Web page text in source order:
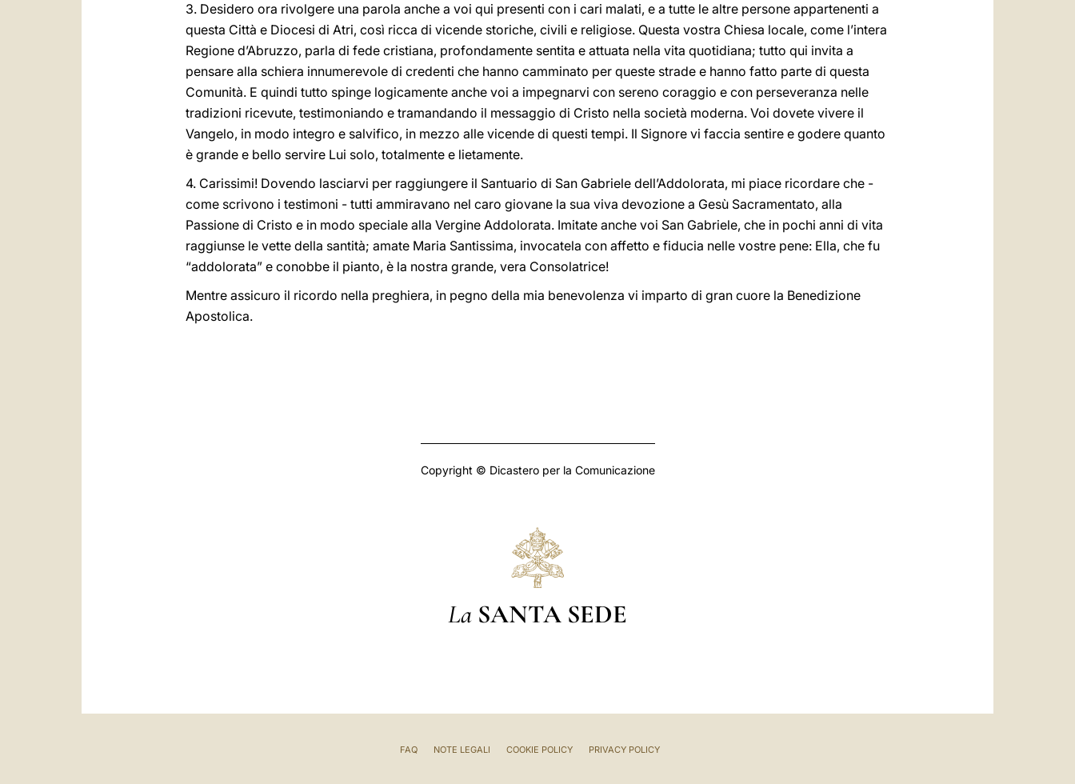
3. Desidero ora rivolgere una parola anche a voi qui presenti con i cari malati, e a tutte le altre persone appartenenti a
questa Città e Diocesi di Atri, così ricca di vicende storiche, civili e religiose. Questa vostra Chiesa locale, come l’intera
Regione d’Abruzzo, parla di fede cristiana, profondamente sentita e attuata nella vita quotidiana; tutto qui invita a
pensare alla schiera innumerevole di credenti che hanno camminato per queste strade e hanno fatto parte di questa
Comunità. E quindi tutto spinge logicamente anche voi a impegnarvi con sereno coraggio e con perseveranza nelle
tradizioni ricevute, testimoniando e tramandando il messaggio di Cristo nella società moderna. Voi dovete vivere il
Vangelo, in modo integro e salvifico, in mezzo alle vicende di questi tempi. Il Signore vi faccia sentire e godere quanto
è grande e bello servire Lui solo, totalmente e lietamente.
4. Carissimi! Dovendo lasciarvi per raggiungere il Santuario di San Gabriele dell’Addolorata, mi piace ricordare che -
come scrivono i testimoni - tutti ammiravano nel caro giovane la sua viva devozione a Gesù Sacramentato, alla
Passione di Cristo e in modo speciale alla Vergine Addolorata. Imitate anche voi San Gabriele, che in pochi anni di vita
raggiunse le vette della santità; amate Maria Santissima, invocatela con affetto e fiducia nelle vostre pene: Ella, che fu
“addolorata” e conobbe il pianto, è la nostra grande, vera Consolatrice!
Mentre assicuro il ricordo nella preghiera, in pegno della mia benevolenza vi imparto di gran cuore la Benedizione
Apostolica.
Copyright © Dicastero per la Comunicazione
La SANTA SEDE
FAQ NOTE LEGALI COOKIE POLICY PRIVACY POLICY